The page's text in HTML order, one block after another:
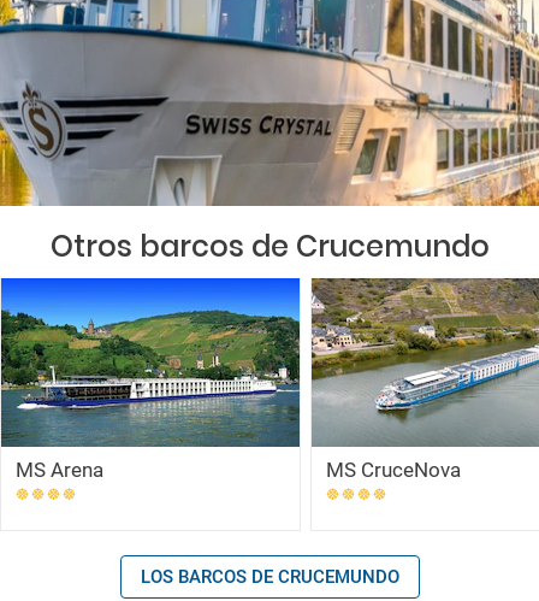
Otros barcos de Crucemundo
MS Arena MS CruceNova
LOS BARCOS DE CRUCEMUNDO